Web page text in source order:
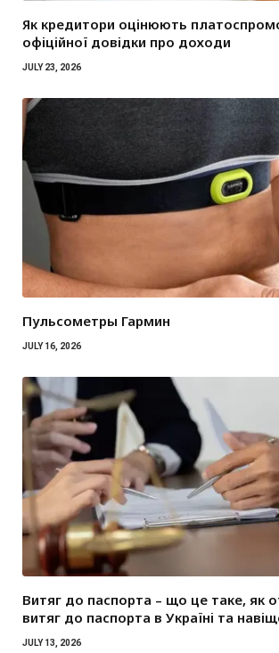
Як кредитори оцінюють
офіційної довідки про доходи
JULY 23, 2026
Пульсометры Гармин
JULY 16, 2026
Витяг до паспорта – що це таке, як
витяг до паспорта в Україні та
JULY 13, 2026